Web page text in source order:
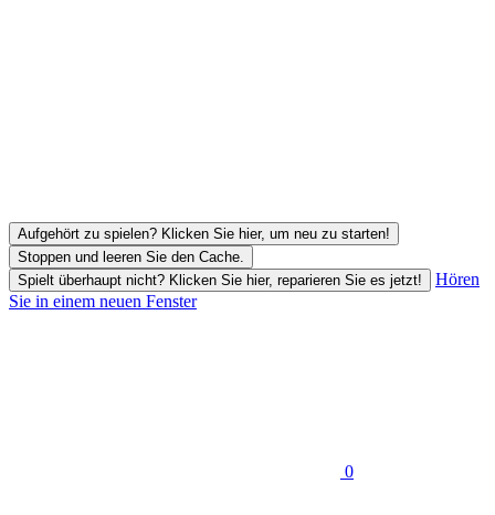
Aufgehört zu spielen? Klicken Sie hier, um neu zu starten!
Stoppen und leeren Sie den Cache.
Spielt überhaupt nicht? Klicken Sie hier, reparieren Sie es jetzt!
Hören
Sie in einem neuen Fenster
0